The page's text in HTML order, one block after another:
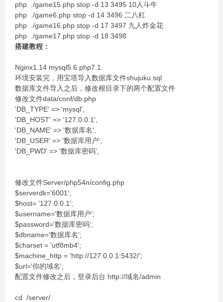
php ./game15.php stop -d 13 3495 10人斗牛
php ./game6.php stop -d 14 3496 二八杠
php ./game16.php stop -d 17 3497 九人炸金花
php ./game17.php stop -d 18 3498
搭建教程：
Nginx1.14 mysql5.6 php7.1
环境安装完，用宝塔导入数据库文件shujuku.sql
数据库文件导入之后，修改根目录下的两个配置文件
修改文件data/conf/db.php
'DB_TYPE' => 'mysql',
'DB_HOST' => '127.0.0.1',
'DB_NAME' => '数据库名',
'DB_USER' => '数据库用户',
'DB_PWD' => '数据库密码',
修改文件Server/php54n/config.php
$serverdk='6001';
$host= '127.0.0.1';
$username='数据库用户';
$password='数据库密码';
$dbname='数据库名';
$charset = 'utf8mb4';
$machine_http = 'http://127.0.0.1:5432/';
$url='你的域名';
配置文件修改之后，登录后台 http://域名/admin
cd /server/